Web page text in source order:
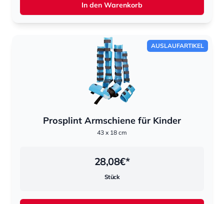
In den Warenkorb
AUSLAUFARTIKEL
Prosplint Armschiene für Kinder
43 x 18 cm
28,08€*
Stück